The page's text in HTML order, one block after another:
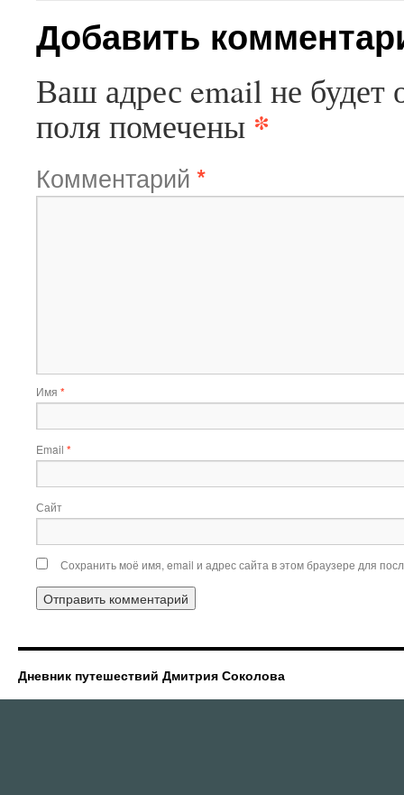
Добавить
Ваш адрес email не будет
поля помечены *
Комментарий *
Имя *
Email *
Сайт
Сохранить моё имя, email и адрес сайта в этом браузере для
Дневник путешествий Дмитрия Соколова